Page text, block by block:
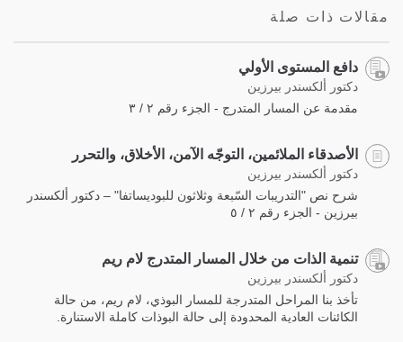
مقالات ذات صلة
دافع المستوى الأولي
دكتور ألكسندر بيرزين
مقدمة عن المسار المتدرج - الجزء رقم ٢ / ٣
الأصدقاء الملائمين، التوجّه الآمن، الأخلاق، والتحرر
دكتور ألكسندر بيرزين
شرح نص "التدريبات السّبعة وثلاثون للبوديساتفا" – دكتور ألكسندر
بيرزين - الجزء رقم ٢ / ٥
تنمية الذات من خلال المسار المتدرج لام ريم
دكتور ألكسندر بيرزين
تأخذ بنا المراحل المتدرجة للمسار البوذي، لام ريم، من حالة
الكائنات العادية المحدودة إلى حالة البوذات كاملة الاستنارة.‎